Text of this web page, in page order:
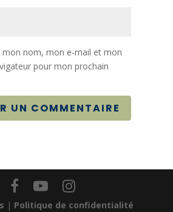
mon nom, mon e-mail et mon
pour mon prochain
UN COMMENTAIRE
| Politique de confidentialité